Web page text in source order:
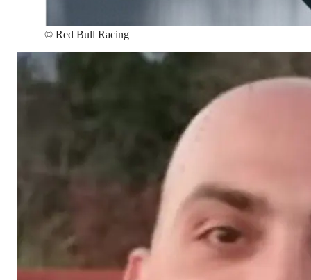
© Red Bull Racing